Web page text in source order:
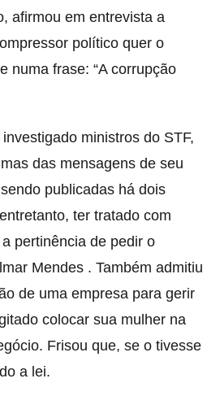
afirmou em entrevista a
político quer o
numa frase: “A corrupção
ministros do STF,
das mensagens de seu
publicadas há dois
ter tratado com
pertinência de pedir o
Mendes . Também admitiu
de uma empresa para gerir
colocar sua mulher na
Frisou que, se o tivesse
a lei.